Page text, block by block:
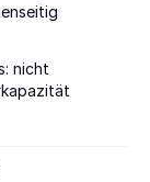
nicht